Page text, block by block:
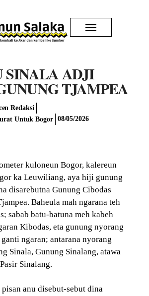
SINALA ADJI
TJAMPEA
Redaksi
Untuk Bogor 08/05/2026
kuloneun Bogor, kalereun
ka Leuwiliang, aya hiji gunung
disarebutna Gunung Cibodas
Baheula mah ngarana teh
sabab batu-batuna meh kabeh
Kibodas, eta gunung nyorang
ngaran; antarana nyorang
Sinala, Gunung Sinalang, atawa
Sinalang.
anu disebut-sebut dina